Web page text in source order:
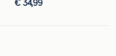
€ 34,99